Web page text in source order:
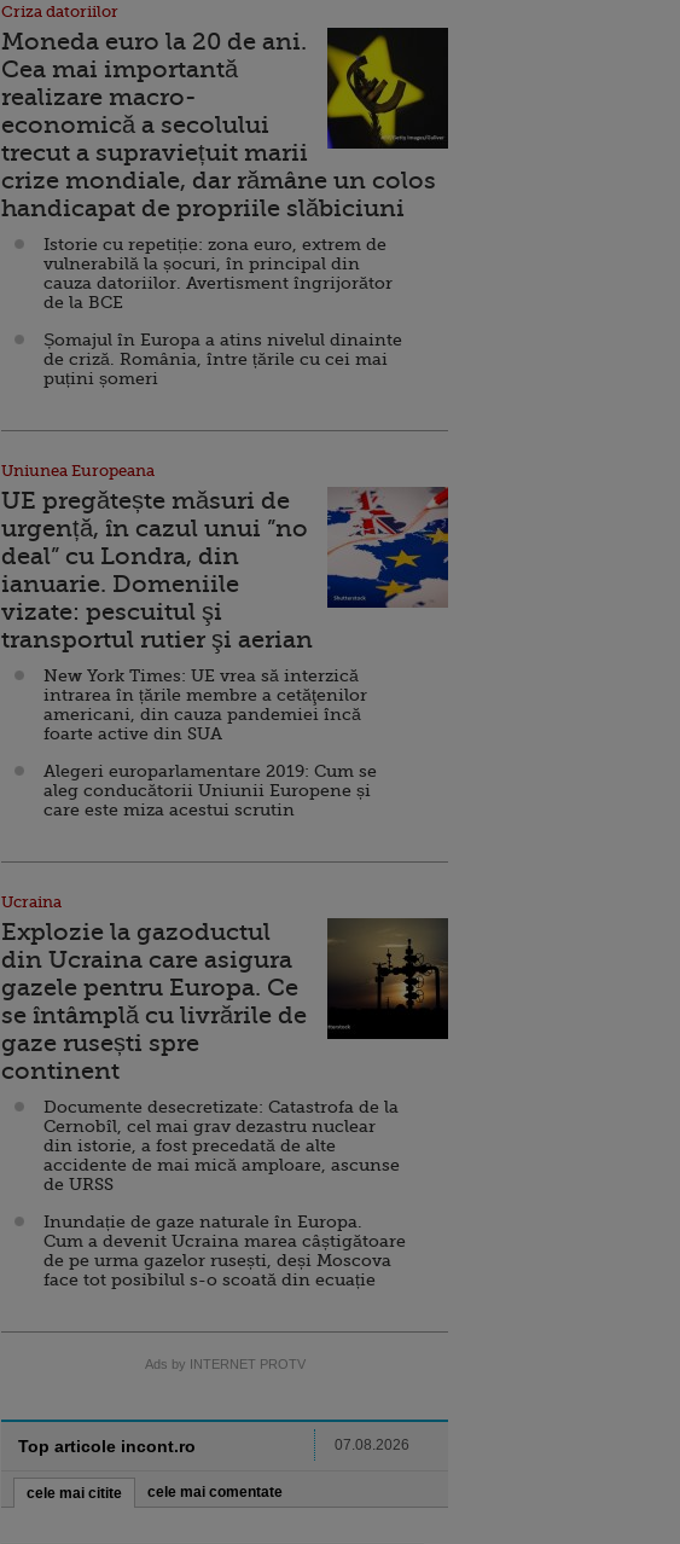
Criza datoriilor
Moneda euro la 20 de ani.
Cea mai importantă
realizare macro-
economică a secolului
trecut a supraviețuit marii
crize mondiale, dar rămâne un colos
handicapat de propriile slăbiciuni
Istorie cu repetiție: zona euro, extrem de
vulnerabilă la șocuri, în principal din
cauza datoriilor. Avertisment îngrijorător
de la BCE
Șomajul în Europa a atins nivelul dinainte
de criză. România, între țările cu cei mai
puțini șomeri
Uniunea Europeana
UE pregătește măsuri de
urgență, în cazul unui ”no
deal” cu Londra, din
ianuarie. Domeniile
vizate: pescuitul şi
transportul rutier şi aerian
New York Times: UE vrea să interzică
intrarea în țările membre a cetăţenilor
americani, din cauza pandemiei încă
foarte active din SUA
Alegeri europarlamentare 2019: Cum se
aleg conducătorii Uniunii Europene și
care este miza acestui scrutin
Ucraina
Explozie la gazoductul
din Ucraina care asigura
gazele pentru Europa. Ce
se întâmplă cu livrările de
gaze rusești spre
continent
Documente desecretizate: Catastrofa de la
Cernobîl, cel mai grav dezastru nuclear
din istorie, a fost precedată de alte
accidente de mai mică amploare, ascunse
de URSS
Inundație de gaze naturale în Europa.
Cum a devenit Ucraina marea câștigătoare
de pe urma gazelor rusești, deși Moscova
face tot posibilul s-o scoată din ecuație
Ads by INTERNET PROTV
Top articole incont.ro 07.08.2026
cele mai citite cele mai comentate